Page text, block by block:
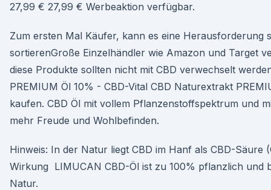
27,99 € 27,99 € Werbeaktion verfügbar.
Zum ersten Mal Käufer, kann es eine Herausforderung
sortierenGroße Einzelhändler wie Amazon und Target
diese Produkte sollten nicht mit CBD verwechselt
PREMIUM Öl 10% - CBD-Vital CBD Naturextrakt
kaufen. CBD Öl mit vollem Pflanzenstoffspektrum und
mehr Freude und Wohlbefinden.
Hinweis: In der Natur liegt CBD im Hanf als CBD-Säure
Wirkung LIMUCAN CBD-Öl ist zu 100% pflanzlich und
Natur.